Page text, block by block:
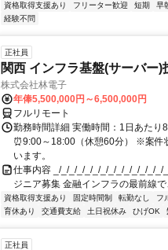
資格取得支援あり
フリーター歓迎 短期 早
経験不問
正社員
関西 インフラ基盤(サーバー)
株式会社林電子
年俸5,500,000円～6,500,000円
フルリモート
勤務時間詳細 実働時間：1日あたり
⏰9:00～18:00（休憩60分） ※案件
います。
仕事内容 _/_/_/_/_/_/_/_/_/_/_/_/_/
ジニア募集 金融インフラの最前線
資格取得支援あり 固定時間制 転勤なし フ
育休あり
交通費支給 土日祝休み ひげOK
正社員